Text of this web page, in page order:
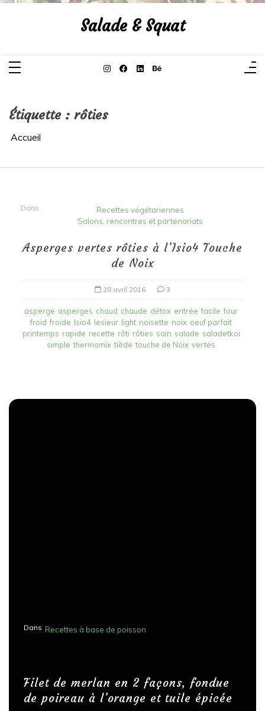
Aller
Salade & Squat
Étiquette : rôties
Accueil
Dans
Recettes végétariennes
Salons, rencontres et partenariats
Asperges vertes rôties à l’Isio4 Touche
de Noix
28 avril 2016 3
asperge asperges chaud chaude détox entrée facile four
froid froide Isio4 lesieur light noisette noix oeuf parfait
printemps rapide recette rôti rôties sain salade saladetkoi
simple thermomix tiède touche de Noix vertes
Dans Recettes à base de poisson
Filet de merlan en 2 façons, fondue
de poireau à l’orange et tuile épicée